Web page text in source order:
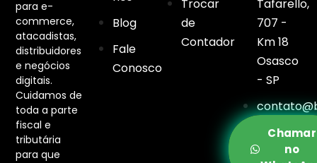
para e-
commerce,
atacadistas,
distribuidores
e negócios
digitais.
Cuidamos de
toda a parte
fiscal e
tributária
para que
Blog
Fale
Conosco
Trocar
de
Contador
Tafarello,
707 -
Km 18
Osasco
- SP
Chamar
no